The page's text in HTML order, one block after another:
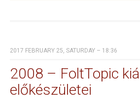
2017 FEBRUARY 25, SATURDAY – 18:36
2008 – FoltTopic
előkészületei